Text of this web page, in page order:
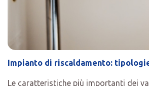
Impianto di riscaldamento:
Le caratteristiche più importanti dei